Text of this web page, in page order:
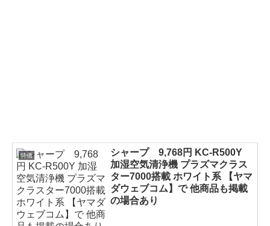
特価
シャープ 9,768円 KC-R500Y
加湿空気清浄機 プラズマクラス
ター7000搭載 ホワイト系 【ヤマ
ダウェブコム】で 他商品も掲載
の場合あり